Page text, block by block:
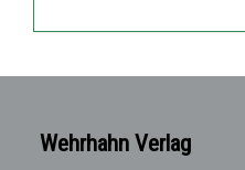
Wehrhahn Verlag